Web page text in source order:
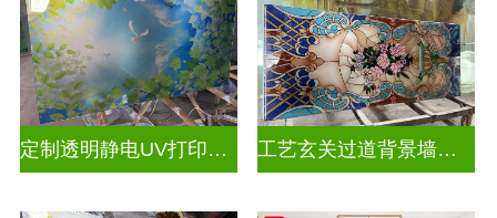
定制透明静电UV打印加工 工艺玄关过道背景墙画uv打印玻璃